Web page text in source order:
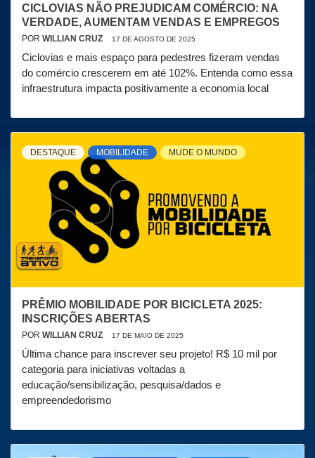
CICLOVIAS NÃO PREJUDICAM COMÉRCIO: NA
VERDADE, AUMENTAM VENDAS E EMPREGOS
POR WILLIAN CRUZ 17 DE AGOSTO DE 2025
Ciclovias e mais espaço para pedestres fizeram vendas
do comércio crescerem em até 102%. Entenda como essa
infraestrutura impacta positivamente a economia local
DESTAQUE MOBILIDADE MUDE O MUNDO
PRÊMIO MOBILIDADE POR BICICLETA 2025:
INSCRIÇÕES ABERTAS
POR WILLIAN CRUZ 17 DE MAIO DE 2025
Última chance para inscrever seu projeto! R$ 10 mil por
categoria para iniciativas voltadas a
educação/sensibilização, pesquisa/dados e
empreendedorismo